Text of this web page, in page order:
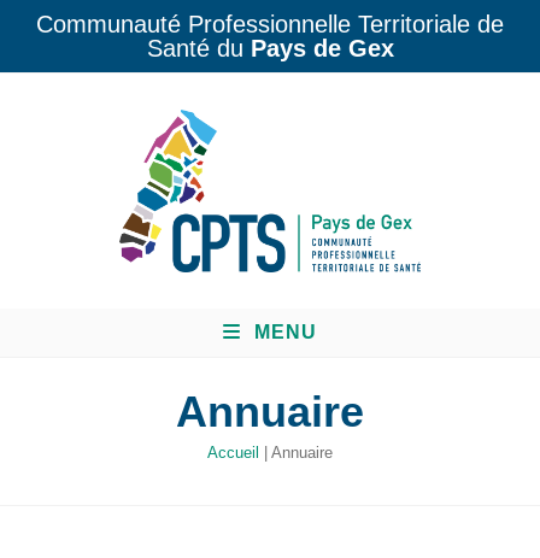
Communauté Professionnelle Territoriale de
Santé du Pays de Gex
MENU
Annuaire
Accueil | Annuaire